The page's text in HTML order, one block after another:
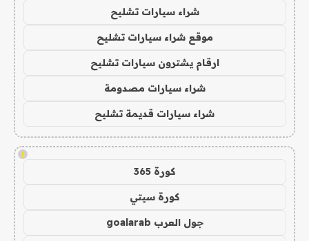
شراء سيارات تشليح
موقع شراء سيارات تشليح
ارقام يشترون سيارات تشليح
شراء سيارات مصدومة
شراء سيارات قديمة تشليح
!
كورة 365
كورة سيتي
جول العرب goalarab